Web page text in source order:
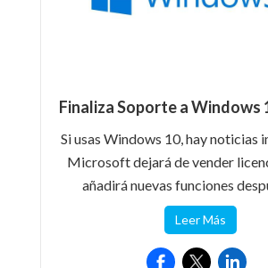
Finaliza Soporte a Windows
Si usas Windows 10, hay noticias
Microsoft dejará de vender
añadirá nuevas funciones
Leer Más